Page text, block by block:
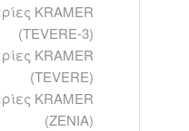
KRAMER
(TEVERE-3)
KRAMER
(TEVERE)
KRAMER
(ZENIA)